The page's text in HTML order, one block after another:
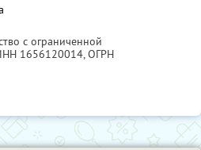
с ограниченной
1656120014, ОГРН